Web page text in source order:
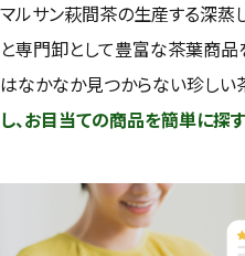
マルサン萩間茶の生産する深蒸
と専門卸として豊富な茶葉商品
はなかなか見つからない珍しい
し、お目当ての商品を簡単に探す